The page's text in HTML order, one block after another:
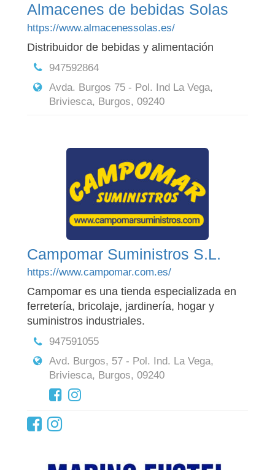
Almacenes de bebidas Solas
https://www.almacenessolas.es/
Distribuidor de bebidas y alimentación
947592864
Avda. Burgos 75 - Pol. Ind La Vega,
Briviesca, Burgos, 09240
Campomar Suministros S.L.
https://www.campomar.com.es/
Campomar es una tienda especializada en
ferretería, bricolaje, jardinería, hogar y
suministros industriales.
947591055
Avd. Burgos, 57 - Pol. Ind. La Vega,
Briviesca, Burgos, 09240